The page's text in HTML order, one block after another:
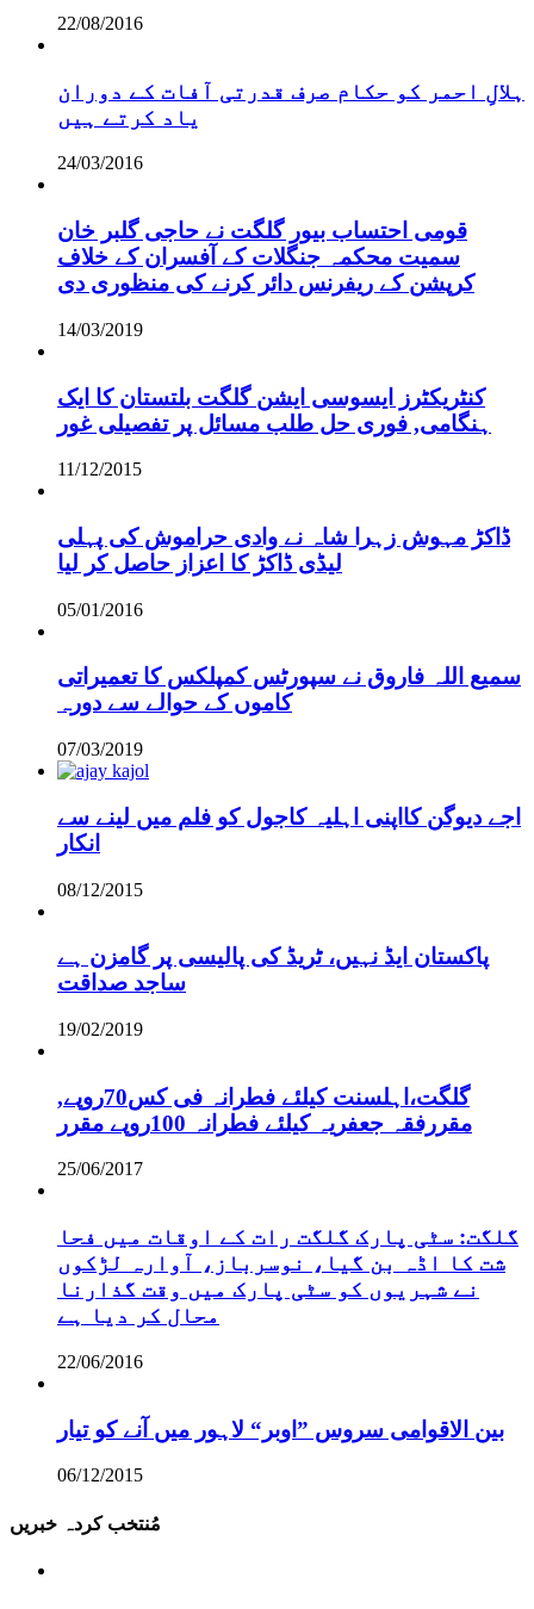
22/08/2016
ہلالِ احمر کو حکام صرف قدرتی آفات کے دوران
یاد کرتے ہیں
24/03/2016
قومی احتساب بیور گلگت نے حاجی گلبر خان
سمیت محکمہ جنگلات کے آفسران کے خلاف
کرپشن کے ریفرنس دائر کرنے کی منظوری دی
14/03/2019
کنٹریکٹرز ایسوسی ایشن گلگت بلتستان کا ایک
ہنگامی, فوری حل طلب مسائل پر تفصیلی غور
11/12/2015
ڈاکڑ مہوش زہرا شاہ نے وادی حراموش کی پہلی
لیڈی ڈاکڑ کا اعزاز حاصل کر لیا
05/01/2016
سمیع اللہ فاروق نے سپورٹس کمپلکس کا تعمیراتی
کاموں کے حوالے سے دورہ
07/03/2019
اجے دیوگن کااپنی اہلیہ کاجول کو فلم میں لینے سے
انکار
08/12/2015
پاکستان ایڈ نہیں، ٹریڈ کی پالیسی پر گامزن ہے
ساجد صداقت
19/02/2019
,گلگت،اہلسنت کیلئے فطرانہ فی کس70روپے
مقررفقہ جعفریہ کیلئے فطرانہ 100روپے مقرر
25/06/2017
گلگت: سٹی پارک گلگت رات کے اوقات میں فحا
شت کا اڈہ بن گیا، نوسرباز، آوارہ لڑکوں
نے شہریوں کو سٹی پارک میں وقت گذارنا
محال کر دیا ہے
22/06/2016
بین الاقوامی سروس ”اوبر“ لاہور میں آنے کو تیار
06/12/2015
مُنتخب کردہ خبریں